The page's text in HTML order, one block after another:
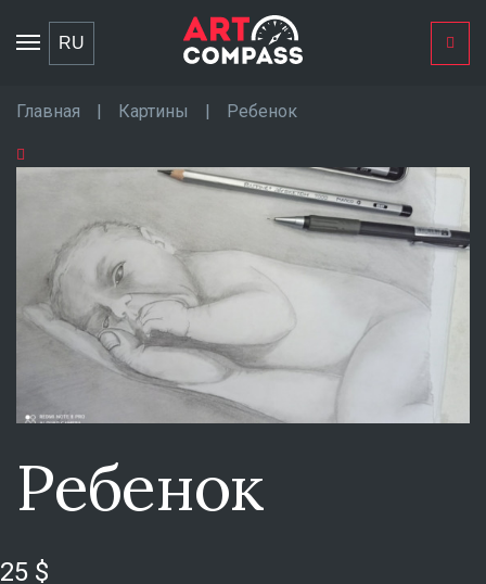
Toggle
navigation
RU
Главная | Картины | Ребенок
Ребенок
25 $